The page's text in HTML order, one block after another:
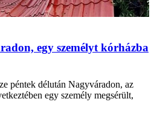
egy személyt kórházba
péntek délután Nagyváradon, az
egy személy megsérült,